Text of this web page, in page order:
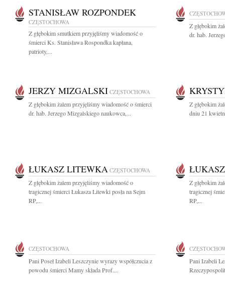
STANISŁAW ROZPONDEK
CZĘSTOCHOWA
Z głębokim smutkiem przyjęliśmy wiadomość o
śmierci Ks. Stanisława Rospondka kapłana,
patrioty,...
Z głębokim
dr. hab.
JERZY MIZGALSKI CZĘSTOCHOWA
Z głębokim żalem przyjęliśmy wiadomość o śmierci
dr. hab. Jerzego Mizgalskiego naukowca,...
Z głębokim
dniu 21
ŁUKASZ LITEWKA CZĘSTOCHOWA
Z głębokim żalem przyjęliśmy wiadomość o
tragicznej śmierci Łukasza Litewki posła na Sejm
RP,...
Z głębokim
tragicznej
RP,...
CZĘSTOCHOWA
Pani Poseł Izabeli Leszczynie wyrazy współczucia z
powodu śmierci Mamy składa Prof....
Pani Izabeli